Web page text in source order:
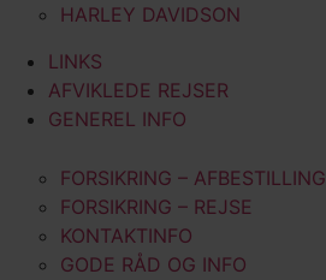
HARLEY DAVIDSON
LINKS
AFVIKLEDE REJSER
GENEREL INFO
FORSIKRING – AFBESTILLING
FORSIKRING – REJSE
KONTAKTINFO
GODE RÅD OG INFO